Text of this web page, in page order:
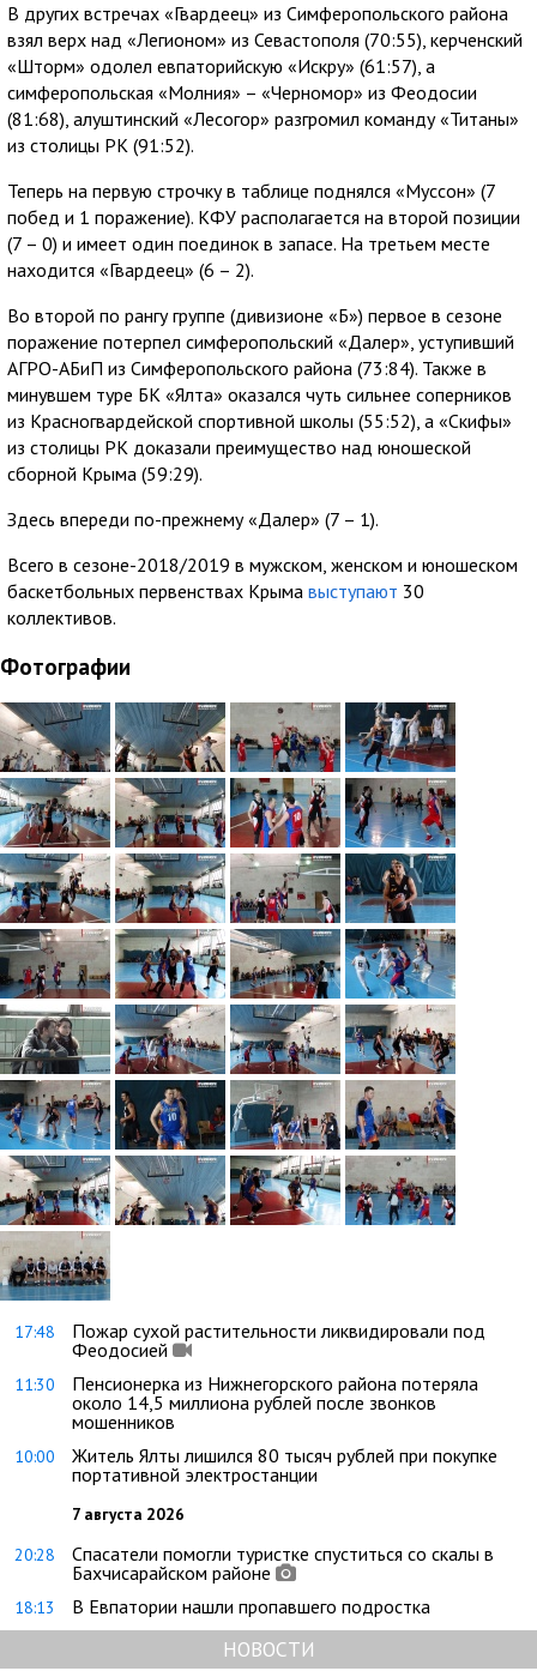
В других встречах «Гвардеец» из Симферопольского района
взял верх над «Легионом» из Севастополя (70:55), керченский
«Шторм» одолел евпаторийскую «Искру» (61:57), а
симферопольская «Молния» – «Черномор» из Феодосии
(81:68), алуштинский «Лесогор» разгромил команду «Титаны»
из столицы РК (91:52).
Теперь на первую строчку в таблице поднялся «Муссон» (7
побед и 1 поражение). КФУ располагается на второй позиции
(7 – 0) и имеет один поединок в запасе. На третьем месте
находится «Гвардеец» (6 – 2).
Во второй по рангу группе (дивизионе «Б») первое в сезоне
поражение потерпел симферопольский «Далер», уступивший
АГРО-АБиП из Симферопольского района (73:84). Также в
минувшем туре БК «Ялта» оказался чуть сильнее соперников
из Красногвардейской спортивной школы (55:52), а «Скифы»
из столицы РК доказали преимущество над юношеской
сборной Крыма (59:29).
Здесь впереди по-прежнему «Далер» (7 – 1).
Всего в сезоне-2018/2019 в мужском, женском и юношеском
баскетбольных первенствах Крыма выступают 30
коллективов.
Фотографии
17:48
Пожар сухой растительности ликвидировали под
Феодосией
11:30
Пенсионерка из Нижнегорского района потеряла
около 14,5 миллиона рублей после звонков
мошенников
10:00
Житель Ялты лишился 80 тысяч рублей при покупке
портативной электростанции
7 августа 2026
20:28
Спасатели помогли туристке спуститься со скалы в
Бахчисарайском районе
18:13 В Евпатории нашли пропавшего подростка
НОВОСТИ